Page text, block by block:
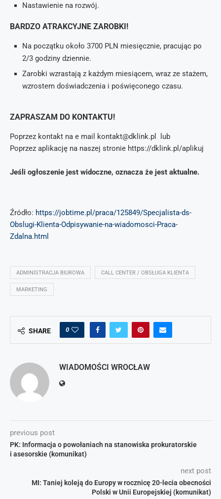
Nastawienie na rozwój.
BARDZO ATRAKCYJNE ZAROBKI!
Na początku około 3700 PLN miesięcznie, pracując po
2/3 godziny dziennie.
Zarobki wzrastają z każdym miesiącem, wraz ze stażem,
wzrostem doświadczenia i poświęconego czasu.
ZAPRASZAM DO KONTAKTU!
Poprzez kontakt na e mail kontakt@dklink.pl lub
Poprzez aplikację na naszej stronie https://dklink.pl/aplikuj
Jeśli ogłoszenie jest widoczne, oznacza że jest aktualne.
Źródło: https://jobtime.pl/praca/125849/Specjalista-ds-
Obslugi-Klienta-Odpisywanie-na-wiadomosci-Praca-
Zdalna.html
ADMINISTRACJA BIUROWA CALL CENTER / OBSŁUGA KLIENTA
MARKETING
SHARE 0
WIADOMOŚCI WROCŁAW
previous post
PK: Informacja o powołaniach na stanowiska prokuratorskie
i asesorskie (komunikat)
next post
MI: Taniej koleją do Europy w rocznicę 20-lecia obecności
Polski w Unii Europejskiej (komunikat)